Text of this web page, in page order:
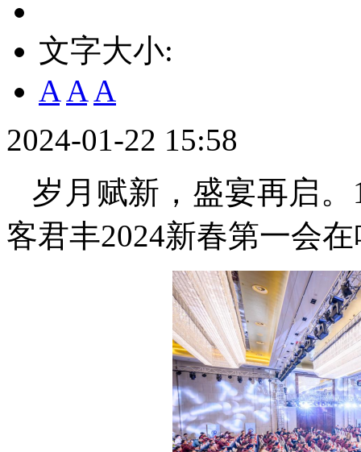
文字大小:
A A A
2024-01-22 15:58
岁月赋新，盛宴再启
客君丰2024新春第一会